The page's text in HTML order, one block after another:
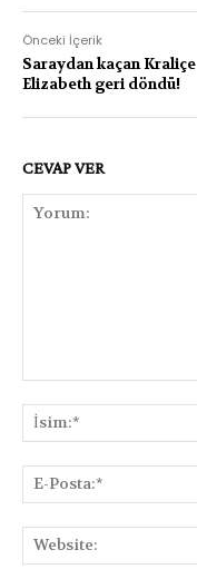
Önceki İçerik
Saraydan kaçan Kraliçe
Elizabeth geri döndü!
CEVAP VER